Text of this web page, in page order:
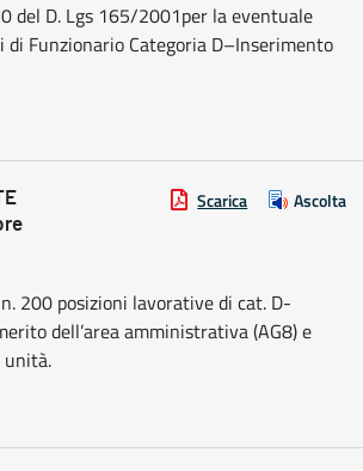
del D. Lgs 165/2001per la eventuale
Funzionario Categoria D–Inserimento
Scarica Ascolta
200 posizioni lavorative di cat. D-
dell’area amministrativa (AG8) e
unità.